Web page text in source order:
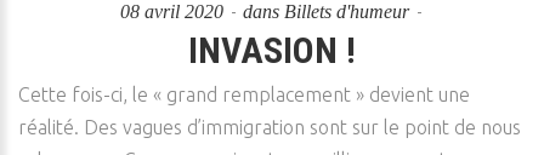
08 avril 2020 dans Billets d'humeur
INVASION !
Cette fois-ci, le « grand remplacement » devient une
réalité. Des vagues d’immigration sont sur le point de nous